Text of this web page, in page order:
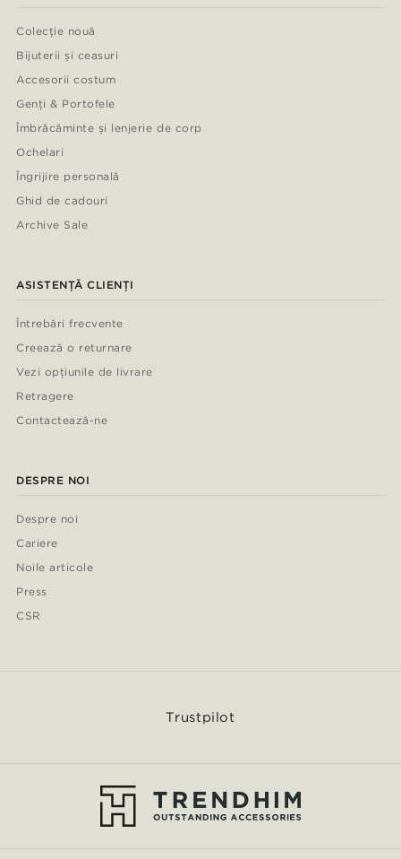
Colecție nouă
Bijuterii și ceasuri
Accesorii costum
Genți & Portofele
Îmbrăcăminte și lenjerie de corp
Ochelari
Îngrijire personală
Ghid de cadouri
Archive Sale
ASISTENȚĂ CLIENȚI
Întrebări frecvente
Creează o returnare
Vezi opțiunile de livrare
Retragere
Contactează-ne
DESPRE NOI
Despre noi
Cariere
Noile articole
Press
CSR
Trustpilot